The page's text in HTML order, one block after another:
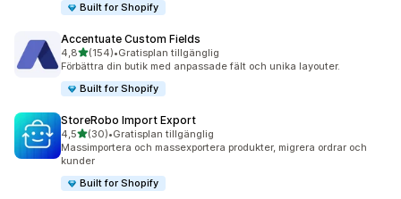
Built for Shopify
Accentuate Custom Fields
4,8av 5 stjärnor
(154)
154 recensioner totalt
•Gratisplan tillgänglig
Förbättra din butik med anpassade fält och unika layouter.
Built for Shopify
StoreRobo Import Export
4,5av 5 stjärnor
(30)
30 recensioner totalt
•Gratisplan tillgänglig
Massimportera och massexportera produkter, migrera ordrar och
kunder
Built for Shopify